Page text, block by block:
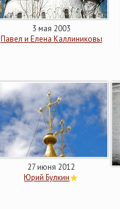
3 мая 2003
Павел и Елена Каллиниковы
27 июня 2012
Юрий Булкин